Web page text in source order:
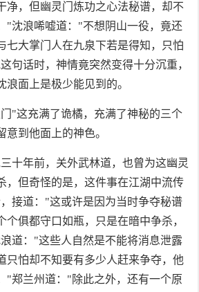
净，但幽灵门炼功之心法秘谱，却不
"沈浪唏嘘道："不想阴山一役，竟还
七大掌门人在九泉下若是得知，只怕
句话时，神情竟突然变得十分沉重，
浪面上是极少能见到的。
"这充满了诡橘，充满了神秘的三个
意到他面上的神色。
十年前，关外武林道，也曾为这幽灵
，但奇怪的是，这件事在江湖中流传
接道："这或许是因为当时争夺秘谱
个俱都守口如瓶，只是在暗中争杀，
道："这些人自然是不能将消息泄露
只怕却不知要有多少人赶来争夺，他
"郑兰州道："除此之外，还有一个原